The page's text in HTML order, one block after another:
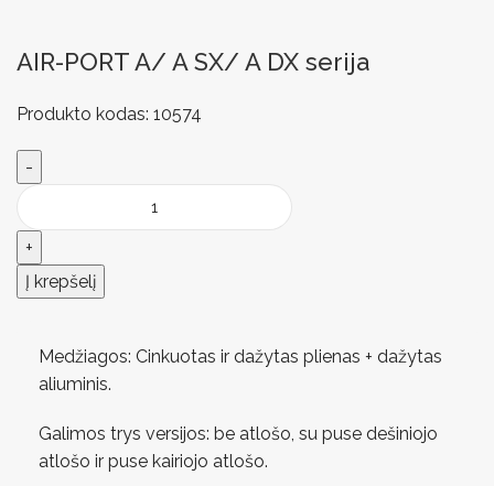
AIR-PORT A/ A SX/ A DX serija
Produkto kodas: 10574
Į krepšelį
Medžiagos: Cinkuotas ir dažytas plienas + dažytas
aliuminis.
Galimos trys versijos: be atlošo, su puse dešiniojo
atlošo ir puse kairiojo atlošo.